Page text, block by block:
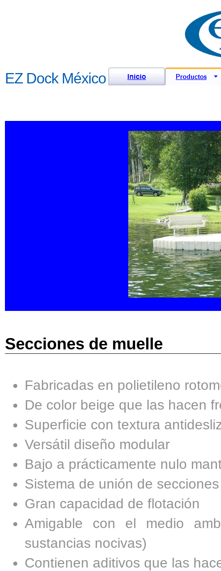
EZ Dock México
Secciones de muelle
Fabricadas en polietileno
De color beige que las hacen
Superficie con textura
Versátil diseño modular
Bajo a prácticamente nulo
Sistema de unión de
Gran capacidad de flotación
Amigable con el medio
sustancias nocivas)
Contienen aditivos que las